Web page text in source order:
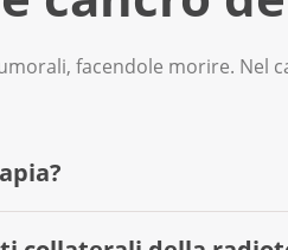
facendole morire. Nel